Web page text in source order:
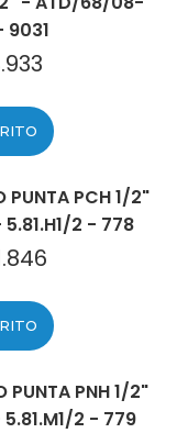
9031
PUNTA PCH 1/2"
5.81.H1/2 - 778
PUNTA PNH 1/2"
5.81.M1/2 - 779